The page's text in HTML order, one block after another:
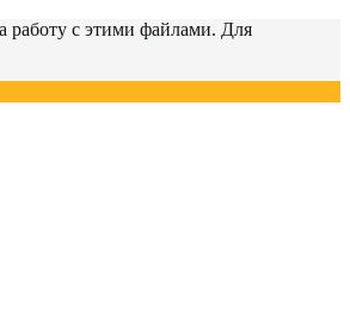
работу с этими файлами. Для